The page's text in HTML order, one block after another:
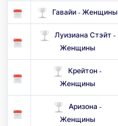
Гавайи - Женщины
Луизиана Стэйт -
Женщины
Крейтон -
Женщины
Аризона -
Женщины